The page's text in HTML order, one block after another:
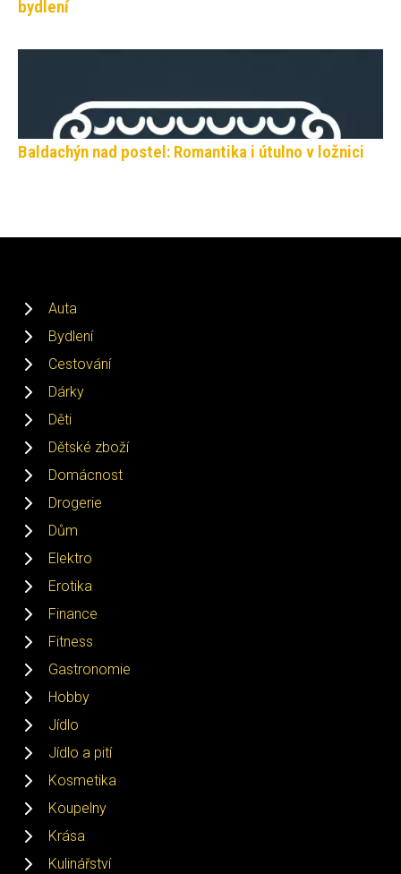
bydlení
Baldachýn nad postel: Romantika i útulno v ložnici
Auta
Bydlení
Cestování
Dárky
Děti
Dětské zboží
Domácnost
Drogerie
Dům
Elektro
Erotika
Finance
Fitness
Gastronomie
Hobby
Jídlo
Jídlo a pití
Kosmetika
Koupelny
Krása
Kulinářství